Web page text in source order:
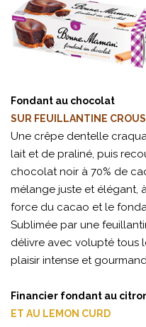
Fondant au chocolat
SUR FEUILLANTINE
Une crêpe dentelle
lait et de praliné, puis
chocolat noir à 70% de
mélange juste et élégant,
force du cacao et le
Sublimée par une
délivre avec volupté tous
plaisir intense et
Financier fondant au
ET AU LEMON CURD